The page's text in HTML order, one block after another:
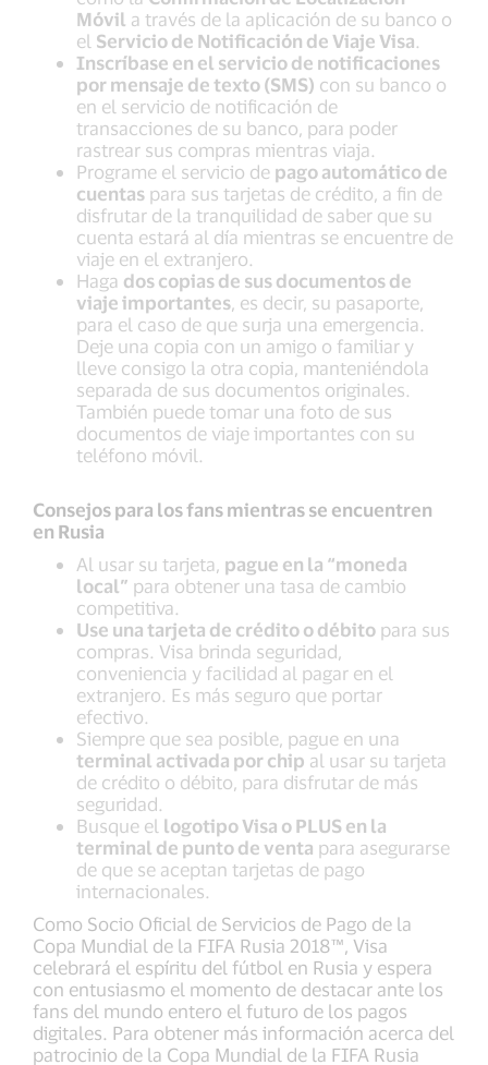
Móvil a través de la aplicación de su banco o
el Servicio de Notificación de Viaje Visa.
Inscríbase en el servicio de notificaciones
por mensaje de texto (SMS) con su banco o
en el servicio de notificación de
transacciones de su banco, para poder
rastrear sus compras mientras viaja.
Programe el servicio de pago automático de
cuentas para sus tarjetas de crédito, a fin de
disfrutar de la tranquilidad de saber que su
cuenta estará al día mientras se encuentre de
viaje en el extranjero.
Haga dos copias de sus documentos de
viaje importantes, es decir, su pasaporte,
para el caso de que surja una emergencia.
Deje una copia con un amigo o familiar y
lleve consigo la otra copia, manteniéndola
separada de sus documentos originales.
También puede tomar una foto de sus
documentos de viaje importantes con su
teléfono móvil.
Consejos para los fans mientras se encuentren
en Rusia
Al usar su tarjeta, pague en la “moneda
local” para obtener una tasa de cambio
competitiva.
Use una tarjeta de crédito o débito para sus
compras. Visa brinda seguridad,
conveniencia y facilidad al pagar en el
extranjero. Es más seguro que portar
efectivo.
Siempre que sea posible, pague en una
terminal activada por chip al usar su tarjeta
de crédito o débito, para disfrutar de más
seguridad.
Busque el logotipo Visa o PLUS en la
terminal de punto de venta para asegurarse
de que se aceptan tarjetas de pago
internacionales.
Como Socio Oficial de Servicios de Pago de la
Copa Mundial de la FIFA Rusia 2018™, Visa
celebrará el espíritu del fútbol en Rusia y espera
con entusiasmo el momento de destacar ante los
fans del mundo entero el futuro de los pagos
digitales. Para obtener más información acerca del
patrocinio de la Copa Mundial de la FIFA Rusia